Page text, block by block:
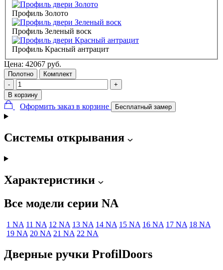
Профиль Золото
Профиль Зеленый воск
Профиль Красный антрацит
Цена: 42067 руб.
Полотно
Комплект
-
+
В корзину
Оформить заказ в корзине Бесплатный замер
Системы открывания
Характеристики
Все модели серии NA
1 NA 11 NA 12 NA 13 NA 14 NA 15 NA 16 NA 17 NA 18 NA
19 NA 20 NA 21 NA 22 NA
Дверные ручки ProfilDoors